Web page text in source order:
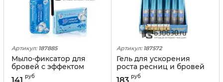
Артикул: 187885
Мыло-фиксатор для
бровей с эффектом
ламинирования Kiss
руб
Артикул: 187572
Гель для ускорения
роста ресниц и бровей
Kiss Beauty "Hyaluronic
руб